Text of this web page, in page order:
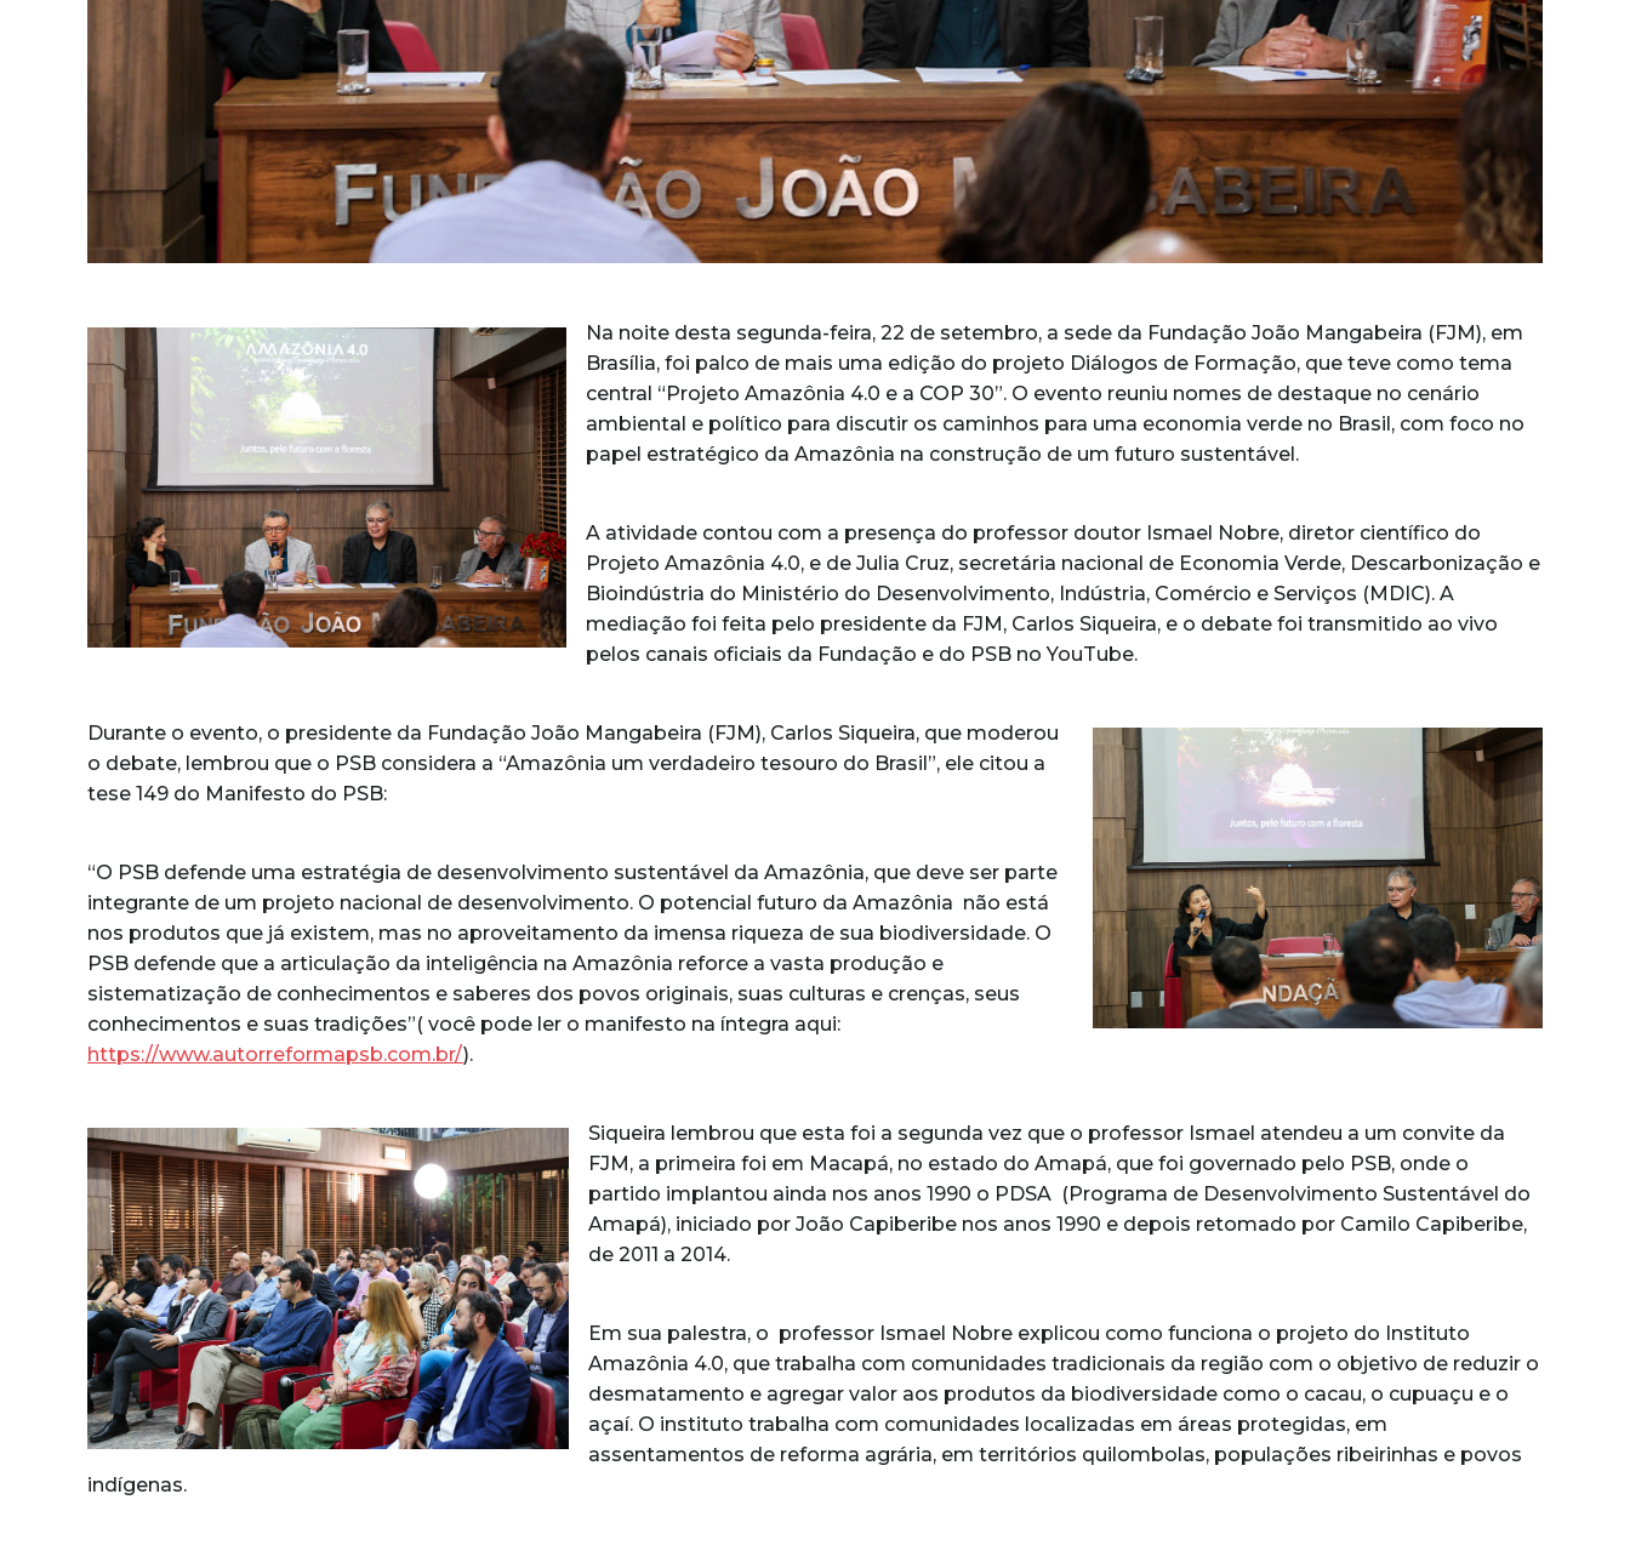
Na noite desta segunda-feira, 22 de setembro, a sede da Fundação João Mangabeira (FJM), em
Brasília, foi palco de mais uma edição do projeto Diálogos de Formação, que teve como tema
central “Projeto Amazônia 4.0 e a COP 30”. O evento reuniu nomes de destaque no cenário
ambiental e político para discutir os caminhos para uma economia verde no Brasil, com foco no
papel estratégico da Amazônia na construção de um futuro sustentável.
A atividade contou com a presença do professor doutor Ismael Nobre, diretor científico do
Projeto Amazônia 4.0, e de Julia Cruz, secretária nacional de Economia Verde, Descarbonização e
Bioindústria do Ministério do Desenvolvimento, Indústria, Comércio e Serviços (MDIC). A
mediação foi feita pelo presidente da FJM, Carlos Siqueira, e o debate foi transmitido ao vivo
pelos canais oficiais da Fundação e do PSB no YouTube.
Durante o evento, o presidente da Fundação João Mangabeira (FJM), Carlos Siqueira, que moderou
o debate, lembrou que o PSB considera a “Amazônia um verdadeiro tesouro do Brasil”, ele citou a
tese 149 do Manifesto do PSB:
“O PSB defende uma estratégia de desenvolvimento sustentável da Amazônia, que deve ser parte
integrante de um projeto nacional de desenvolvimento. O potencial futuro da Amazônia não está
nos produtos que já existem, mas no aproveitamento da imensa riqueza de sua biodiversidade. O
PSB defende que a articulação da inteligência na Amazônia reforce a vasta produção e
sistematização de conhecimentos e saberes dos povos originais, suas culturas e crenças, seus
conhecimentos e suas tradições”( você pode ler o manifesto na íntegra aqui:
https://www.autorreformapsb.com.br/).
Siqueira lembrou que esta foi a segunda vez que o professor Ismael atendeu a um convite da
FJM, a primeira foi em Macapá, no estado do Amapá, que foi governado pelo PSB, onde o
partido implantou ainda nos anos 1990 o PDSA (Programa de Desenvolvimento Sustentável do
Amapá), iniciado por João Capiberibe nos anos 1990 e depois retomado por Camilo Capiberibe,
de 2011 a 2014.
Em sua palestra, o professor Ismael Nobre explicou como funciona o projeto do Instituto
Amazônia 4.0, que trabalha com comunidades tradicionais da região com o objetivo de reduzir o
desmatamento e agregar valor aos produtos da biodiversidade como o cacau, o cupuaçu e o
açaí. O instituto trabalha com comunidades localizadas em áreas protegidas, em
assentamentos de reforma agrária, em territórios quilombolas, populações ribeirinhas e povos
indígenas.